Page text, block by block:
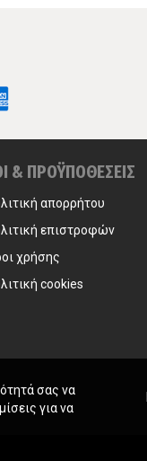
& ΠΡΟΫΠΟΘΕΣΕΙΣ
απορρήτου
επιστροφών
χρήσης
cookies
σας να
για να